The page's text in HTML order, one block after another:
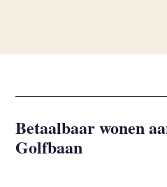
Betaalbaar wonen
Golfbaan